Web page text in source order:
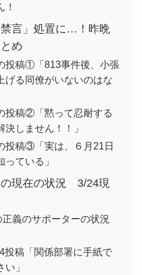
！
言」処置に…！昨晩
め
投稿①「813事件後、小張
げる同僚がいないのはな
投稿②「黙って忍耐する
決しません！！」
投稿③「実は、６月21日
ている」
の現在の状況 3/24現
正義のサポーターの状況
投稿「関係部署に手紙で
」